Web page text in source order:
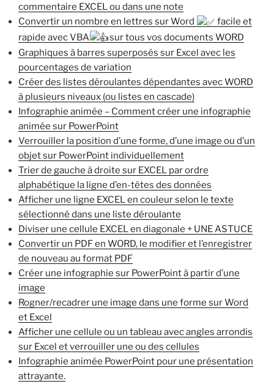
commentaire EXCEL ou dans une note
Convertir un nombre en lettres sur Word
facile et
rapide avec VBA
sur tous vos documents WORD
Graphiques à barres superposés sur Excel avec les
pourcentages de variation
Créer des listes déroulantes dépendantes avec WORD
à plusieurs niveaux (ou listes en cascade)
Infographie animée – Comment créer une infographie
animée sur PowerPoint
Verrouiller la position d’une forme, d’une image ou d’un
objet sur PowerPoint individuellement
Trier de gauche à droite sur EXCEL par ordre
alphabétique la ligne d’en-têtes des données
Afficher une ligne EXCEL en couleur selon le texte
sélectionné dans une liste déroulante
Diviser une cellule EXCEL en diagonale + UNE ASTUCE
Convertir un PDF en WORD, le modifier et l’enregistrer
de nouveau au format PDF
Créer une infographie sur PowerPoint à partir d’une
image
Rogner/recadrer une image dans une forme sur Word
et Excel
Afficher une cellule ou un tableau avec angles arrondis
sur Excel et verrouiller une ou des cellules
Infographie animée PowerPoint pour une présentation
attrayante.